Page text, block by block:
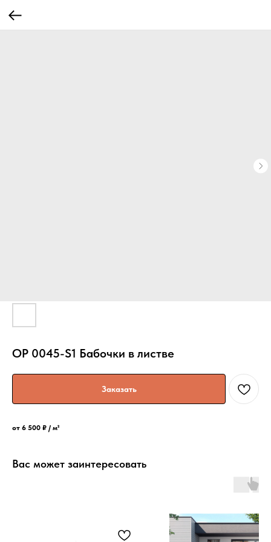
OP 0045-S1 Бабочки в листве
Заказать
от 6 500 ₽ / м²
Вас может заинтересовать